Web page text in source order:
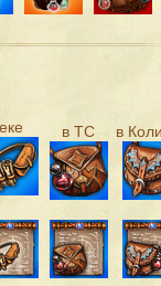
в ТС в